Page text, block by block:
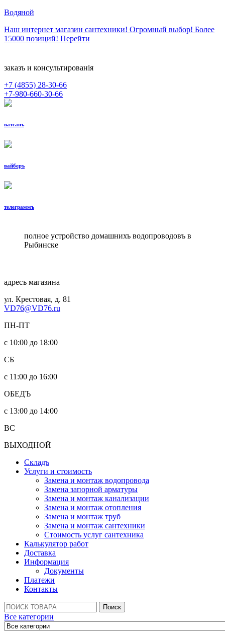
Водяной
Наш интернет магазин сантехники! Огромный выбор! Более
15000 позиций! Перейти
заказъ и консультированiя
+7 (4855) 28-30-66
+7-980-660-30-66
ватсапъ
вайберъ
телеграммъ
полное устройство домашнихъ водопроводовъ в
Рыбинске
адресъ магазина
ул. Крестовая, д. 81
VD76@VD76.ru
ПН-ПТ
с 10:00 до 18:00
СБ
с 11:00 до 16:00
ОБЕДЪ
с 13:00 до 14:00
ВС
ВЫХОДНОЙ
Складъ
Услуги и стоимость
Замена и монтаж водопровода
Замена запорной арматуры
Замена и монтаж канализации
Замена и монтаж отопления
Замена и монтаж труб
Замена и монтаж сантехники
Стоимость услуг сантехника
Калькулятор работ
Доставка
Информация
Документы
Платежи
Контакты
Поиск:
Поиск
Все категории